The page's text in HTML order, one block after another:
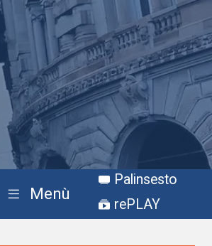
Menù
Palinsesto
rePLAY